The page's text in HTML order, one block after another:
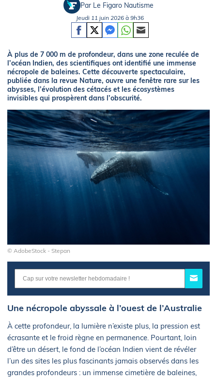
Par Le Figaro Nautisme
Jeudi 11 juin 2026 à 9h36
À plus de 7 000 m de profondeur, dans une zone reculée de
l’océan Indien, des scientifiques ont identifié une immense
nécropole de baleines. Cette découverte spectaculaire,
publiée dans la revue Nature, ouvre une fenêtre rare sur les
abysses, l’évolution des cétacés et les écosystèmes
invisibles qui prospèrent dans l’obscurité.
© AdobeStock - Stepan
Une nécropole abyssale à l’ouest de l’Australie
À cette profondeur, la lumière n’existe plus, la pression est
écrasante et le froid règne en permanence. Pourtant, loin
d’être un désert, le fond de l’océan Indien vient de révéler
l’un des sites les plus fascinants jamais observés dans les
grandes profondeurs : un immense cimetière de baleines,